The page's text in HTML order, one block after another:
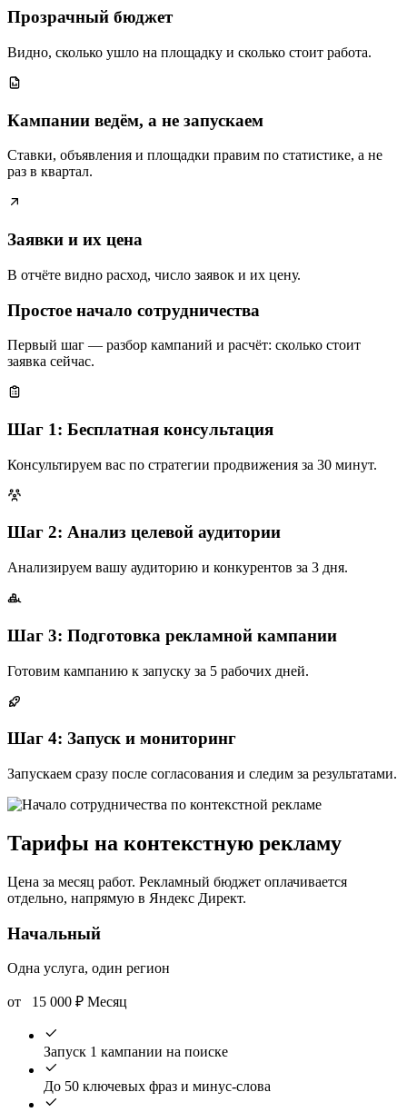
Прозрачный бюджет
Видно, сколько ушло на площадку и сколько стоит работа.
Кампании ведём, а не запускаем
Ставки, объявления и площадки правим по статистике, а не
раз в квартал.
Заявки и их цена
В отчёте видно расход, число заявок и их цену.
Простое начало сотрудничества
Первый шаг — разбор кампаний и расчёт: сколько стоит
заявка сейчас.
Шаг 1: Бесплатная консультация
Консультируем вас по стратегии продвижения за 30 минут.
Шаг 2: Анализ целевой аудитории
Анализируем вашу аудиторию и конкурентов за 3 дня.
Шаг 3: Подготовка рекламной кампании
Готовим кампанию к запуску за 5 рабочих дней.
Шаг 4: Запуск и мониторинг
Запускаем сразу после согласования и следим за результатами.
Тарифы на контекстную рекламу
Цена за месяц работ. Рекламный бюджет оплачивается
отдельно, напрямую в Яндекс Директ.
Начальный
Одна услуга, один регион
от 15 000 ₽ Месяц
Запуск 1 кампании на поиске
До 50 ключевых фраз и минус-слова